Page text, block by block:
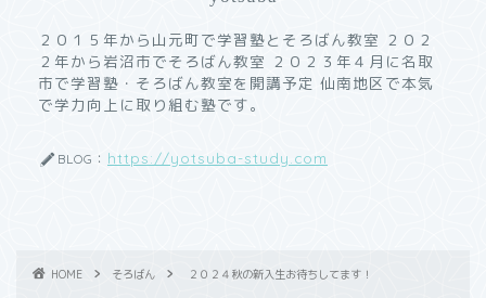
２０１５年から山元町で学習塾とそろばん教室 ２０２
２年から岩沼市でそろばん教室 ２０２３年４月に名取
市で学習塾・そろばん教室を開講予定 仙南地区で本気
で学力向上に取り組む塾です。
BLOG： https://yotsuba-study.com
HOME そろばん ２０２４秋の新入生お待ちしてます！